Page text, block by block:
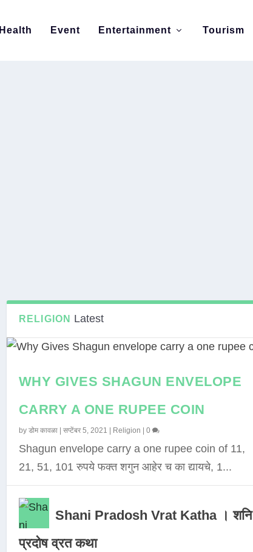
Health Event Entertainment Tourism
RELIGION Latest
WHY GIVES SHAGUN ENVELOPE
CARRY A ONE RUPEE COIN
by डोम कावळा| सप्टेंबर 5, 2021 Religion 0
Shagun envelope carry a one rupee coin of 11,
21, 51, 101 रुपये फक्त शगुन आहेर च का द्यायचे, 1...
Shani Pradosh Vrat Katha । शनि
प्रदोष व्रत कथा